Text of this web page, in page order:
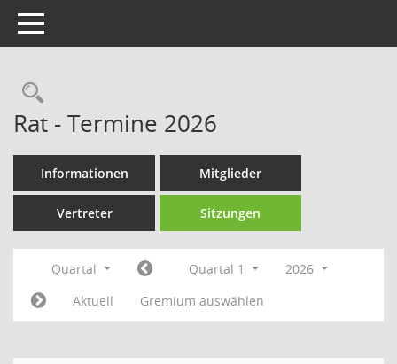
Toggle navigation
Rechercheauswahl
Rat - Termine 2026
Informationen Mitglieder
Vertreter Sitzungen
Quartal Quartal 1
2026
Aktuell
Gremium auswählen